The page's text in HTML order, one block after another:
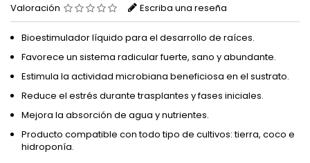
Valoración Escriba una reseña
Bioestimulador líquido para el desarrollo de raíces.
Favorece un sistema radicular fuerte, sano y abundante.
Estimula la actividad microbiana beneficiosa en el sustrato.
Reduce el estrés durante trasplantes y fases iniciales.
Mejora la absorción de agua y nutrientes.
Producto compatible con todo tipo de cultivos: tierra, coco e
hidroponía.